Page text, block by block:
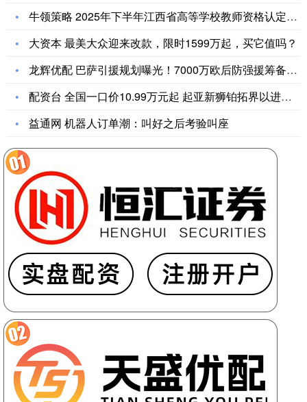
牛领策略 2025年下半年江西省高等学校教师资格认定时间及流
大资本 最美大众迎来改款，限时1599万起，买它值吗？
龙辉优配 巴萨引援规划曝光！7000万欧后防强援筹备加盟，飞
配资台 全国一口价10.99万元起 起亚新狮铂拓界以进阶实力
益通网 机器人订单潮：叫好之后考验叫座